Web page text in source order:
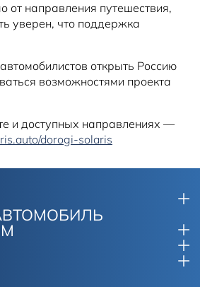
от направления путешествия,
уверен, что поддержка
открыть Россию
возможностями проекта
и доступных направлениях —
dorogi-solaris